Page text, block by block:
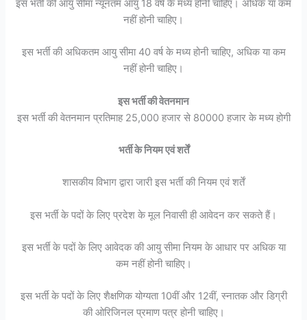
इस भर्ती की आयु सीमा न्यूनतम आयु 18 वर्ष के मध्य होनी चाहिए। अधिक या कम
नहीं होनी चाहिए।
इस भर्ती की अधिकतम आयु सीमा 40 वर्ष के मध्य होनी चाहिए, अधिक या कम
नहीं होनी चाहिए।
इस भर्ती की वेतनमान
इस भर्ती की वेतनमान प्रतिमाह 25,000 हजार से 80000 हजार के मध्य होगी
भर्ती के नियम एवं शर्तें
शासकीय विभाग द्वारा जारी इस भर्ती की नियम एवं शर्तें
इस भर्ती के पदों के लिए प्रदेश के मूल निवासी ही आवेदन कर सकते हैं।
इस भर्ती के पदों के लिए आवेदक की आयु सीमा नियम के आधार पर अधिक या
कम नहीं होनी चाहिए।
इस भर्ती के पदों के लिए शैक्षणिक योग्यता 10वीं और 12वीं, स्नातक और डिग्री
की ओरिजिनल प्रमाण पत्र होनी चाहिए।